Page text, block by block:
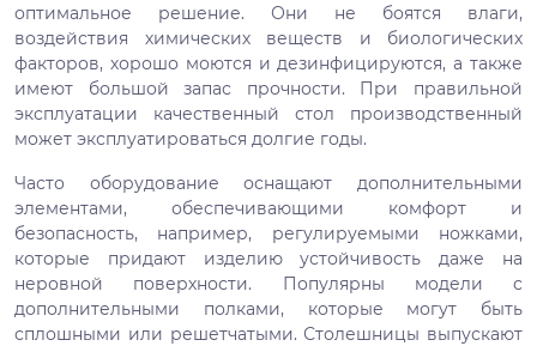
оптимальное решение. Они не боятся влаги,
воздействия химических веществ и биологических
факторов, хорошо моются и дезинфицируются, а также
имеют большой запас прочности. При правильной
эксплуатации качественный стол производственный
может эксплуатироваться долгие годы.
Часто оборудование оснащают дополнительными
элементами, обеспечивающими комфорт и
безопасность, например, регулируемыми ножками,
которые придают изделию устойчивость даже на
неровной поверхности. Популярны модели с
дополнительными полками, которые могут быть
сплошными или решетчатыми. Столешницы выпускают